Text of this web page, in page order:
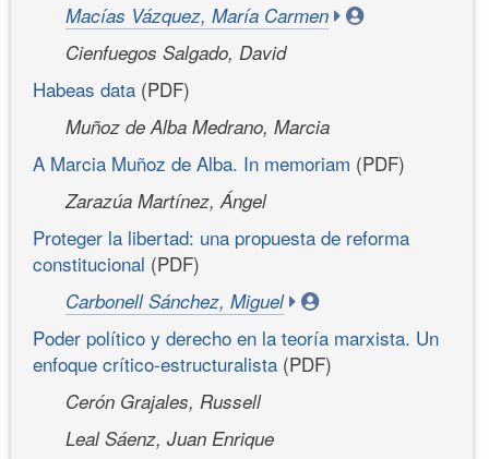
Macías Vázquez, María Carmen
Cienfuegos Salgado, David
Habeas data (PDF)
Muñoz de Alba Medrano, Marcia
A Marcia Muñoz de Alba. In memoriam (PDF)
Zarazúa Martínez, Ángel
Proteger la libertad: una propuesta de reforma
constitucional (PDF)
Carbonell Sánchez, Miguel
Poder político y derecho en la teoría marxista. Un
enfoque crítico-estructuralista (PDF)
Cerón Grajales, Russell
Leal Sáenz, Juan Enrique